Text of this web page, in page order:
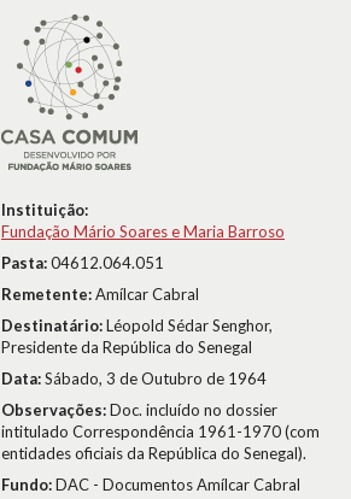
Instituição:
Fundação Mário Soares e Maria Barroso
Pasta:04612.064.051
Remetente:Amílcar Cabral
Destinatário:Léopold Sédar Senghor,
Presidente da República do Senegal
Data:Sábado, 3 de Outubro de 1964
Observações:Doc. incluído no dossier
intitulado Correspondência 1961-1970 (com
entidades oficiais da República do Senegal).
Fundo:DAC - Documentos Amílcar Cabral